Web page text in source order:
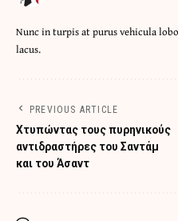
Nunc in turpis at purus vehicula
lacus.
PREVIOUS ARTICLE
Χτυπώντας τους πυρηνικούς
αντιδραστήρες του Σαντάμ
και του Άσαντ